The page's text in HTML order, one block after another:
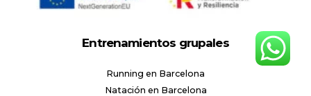
Entrenamientos grupales
Running en Barcelona
Natación en Barcelona